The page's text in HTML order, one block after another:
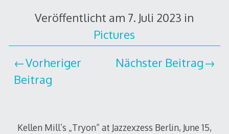
Veröffentlicht am 7. Juli 2023 in
Pictures
Vorheriger
Beitrag
Nächster Beitrag
Kellen Mill’s „Tryon“ at Jazzexzess Berlin, June 15,